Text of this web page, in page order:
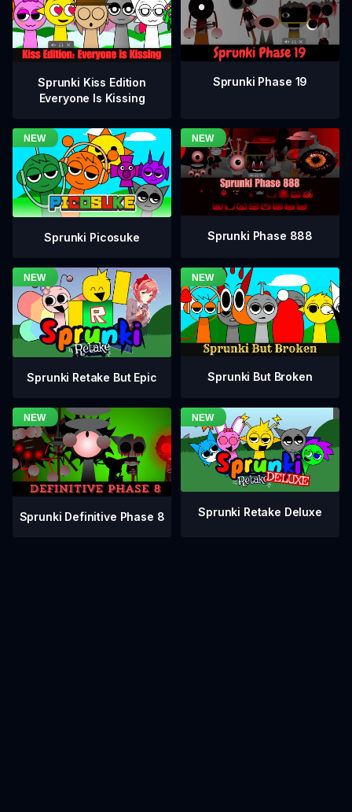
Sprunki Kiss Edition
Everyone Is Kissing
Sprunki Phase 19
Sprunki Picosuke Sprunki Phase 888
Sprunki Retake But Epic Sprunki But Broken
Sprunki Definitive Phase 8 Sprunki Retake Deluxe